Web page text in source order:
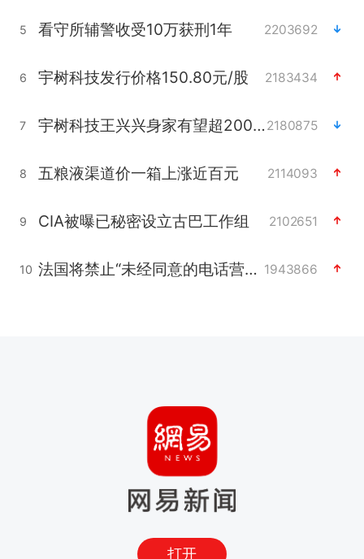
5 看守所辅警收受10万获刑1年 2203692
6 宇树科技发行价格150.80元/股 2183434
7 宇树科技王兴兴身家有望超200亿元2180875
8 五粮液渠道价一箱上涨近百元 2114093
9 CIA被曝已秘密设立古巴工作组 2102651
10 法国将禁止“未经同意的电话营销” 1943866
打开